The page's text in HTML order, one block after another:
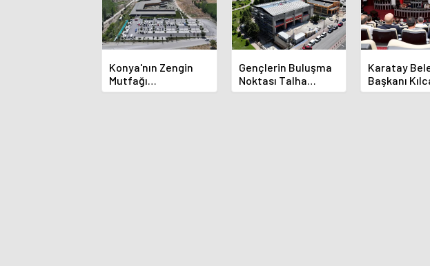
Konya'nın Zengin
Mutfağı
GastroFest'te
Gençlerin Buluşma
Noktası Talha
Bayrakçı Akademi
Karatay
Başkanı
Projeleri